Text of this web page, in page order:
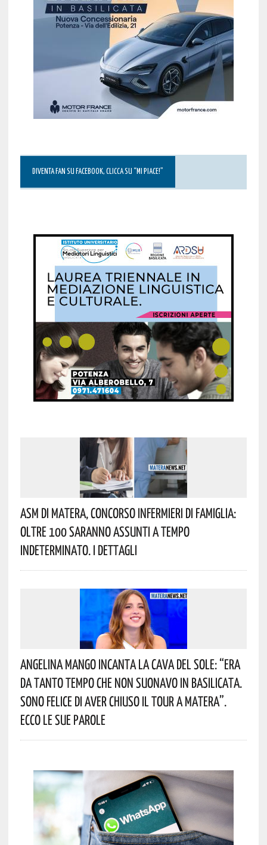
DIVENTA FAN SU FACEBOOK, CLICCA SU “MI PIACE!”
Asm Di Matera, Concorso Infermieri Di Famiglia:
Oltre 100 Saranno Assunti A Tempo
Indeterminato. I Dettagli
Angelina Mango Incanta La Cava Del Sole: “era
Da Tanto Tempo Che Non Suonavo In Basilicata.
Sono Felice Di Aver Chiuso Il Tour A Matera”.
Ecco Le Sue Parole